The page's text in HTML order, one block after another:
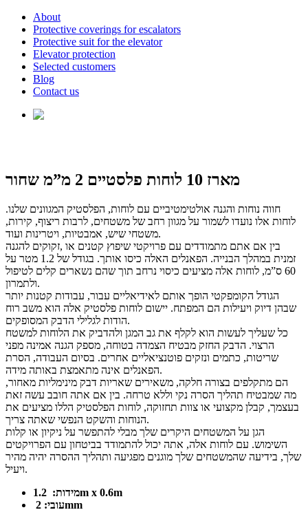
About
Protective coverings for escalators
Protective suit for the elevator
Elevator protection
Selected customers
Blog
Contact us
מארז 10 לוחות פלסטיים 2 מ”מ שחור
חווה נוחות והגנה אולטימטיביים עם לוחות, הפלסטיק המגוונים שלנו.
לוחות אלו נועדו לשמור על מגוון רחב של משטחים, לרבות ריצוף, קירות,
משטחי שיש, אמבטיות, ויטרינות ועוד.
בין אם אתם מתמודדים עם פרויקטי שיפוץ קטנים או ,זקוקים להגנה
זמנית במהלך הבנייה. הפאנלים האלה כיסו אותך. בגודל של 1.2 מטר על
60 ס”מ, לוחות אלה מציעים כיסוי נרחב תוך שהם נשארים קלים לטיפול
ולתמרון.
הגודל הקומפקטי הופך אותם לאידיאליים עבור, עבודות קטנות יותר
שבהן דיוק ויעילות הם המפתח. יישום לוחות פלסטיק אלה הוא משב רוח
הודות לגלילי הדבק המסופקים.
כל שעליך לעשות הוא לקלף את גב המגן ולהדביק את הלוחות למשטח
הרצוי. הדבק החזק מבטיח הצמדה בטוחה, מספק הגנה אמינה מפני
שריטות, כתמים ונזקים פוטנציאליים אחרים. בסיום העבודה, הסרת
הפאנלים אינה מתאמצת באותה מידה.
הם מתקלפים בצורה חלקה, משאירים שאריות דבק מינימליות מאחור,
מה שמבטיח תהליך הסרה נקי וללא טרחה. בין אם אתה חובב עשה זאת
בעצמך, קבלן מקצועי או צוות תחזוקה, לוחות הפלסטיק הללו מציעים את
הנוחות והשקט הנפשי שאתה צריך.
הגן על המשטחים היקרים שלך מבלי להתפשר על ניקיון או קלות
השימוש. עם לוחות אלה, אתה יכול להתמודד בביטחון עם הפרויקטים
שלך, בידיעה שהמשטחים שלך מוגנים מפגיעה ותהליך ההסרה יהיה מהיר
ויעיל.
מידות:1.2m x 0.6m
עובי:2mm